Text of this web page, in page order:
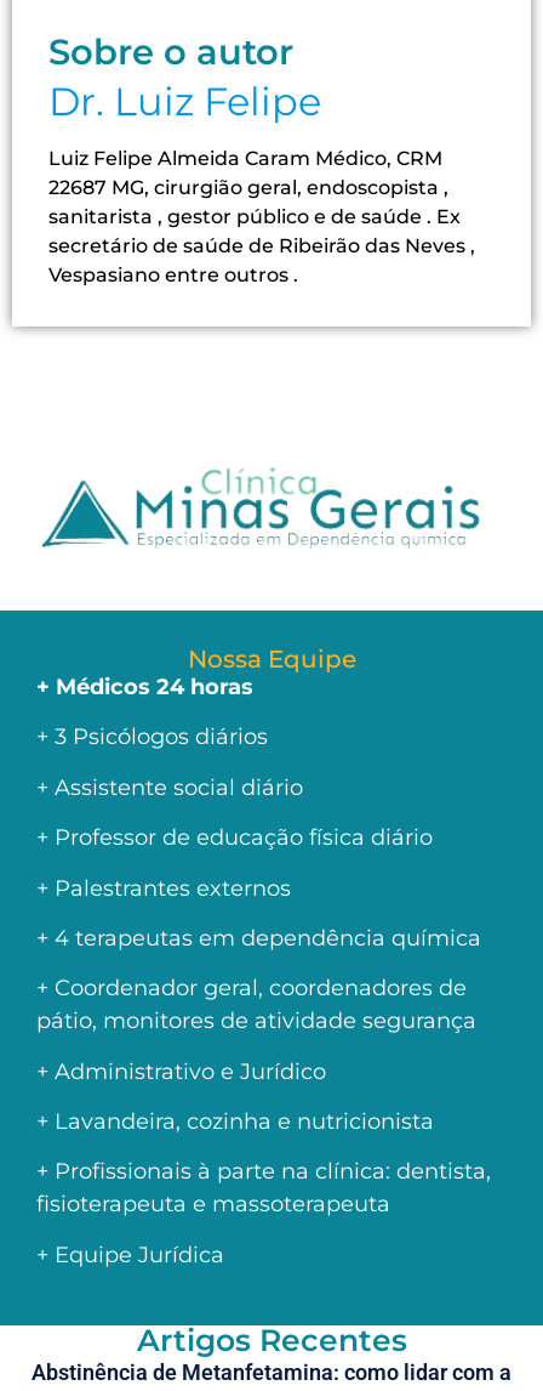
Sobre o autor
Dr. Luiz Felipe
Luiz Felipe Almeida Caram Médico, CRM
22687 MG, cirurgião geral, endoscopista ,
sanitarista , gestor público e de saúde . Ex
secretário de saúde de Ribeirão das Neves ,
Vespasiano entre outros .
Nossa Equipe
+ Médicos 24 horas
+ 3 Psicólogos diários
+ Assistente social diário
+ Professor de educação física diário
+ Palestrantes externos
+ 4 terapeutas em dependência química
+ Coordenador geral, coordenadores de
pátio, monitores de atividade segurança
+ Administrativo e Jurídico
+ Lavandeira, cozinha e nutricionista
+ Profissionais à parte na clínica: dentista,
fisioterapeuta e massoterapeuta
+ Equipe Jurídica
Artigos Recentes
Abstinência de Metanfetamina: como lidar com a